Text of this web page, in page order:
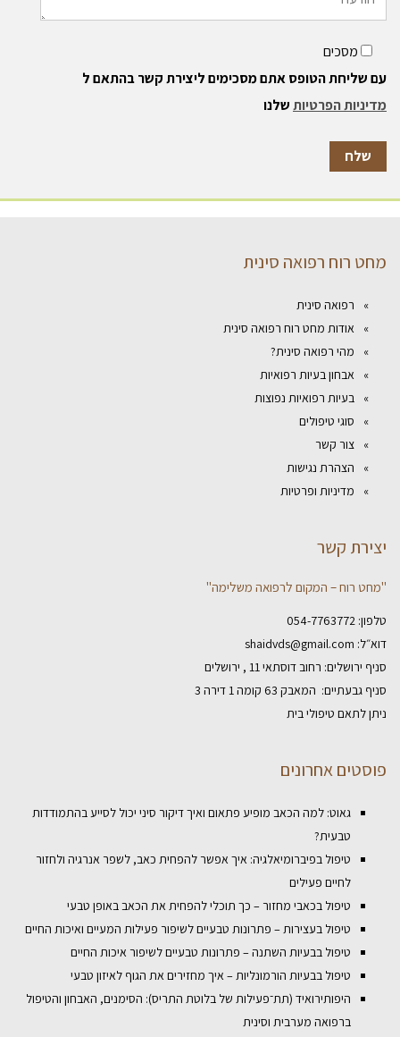
מסכים
עם שליחת הטופס אתם מסכימים ליצירת קשר בהתאם ל
מדיניות הפרטיותשלנו
מחט רוח רפואה סינית
רפואה סינית
אודות מחט רוח רפואה סינית
מהי רפואה סינית?
אבחון בעיות רפואיות
בעיות רפואיות נפוצות
סוגי טיפולים
צור קשר
הצהרת נגישות
מדיניות ופרטיות
יצירת קשר
"מחט רוח – המקום לרפואה משלימה"
טלפון: 054-7763772
דוא״ל: shaidvds@gmail.com
סניף ירושלים: רחוב דוסתאי 11 , ירושלים
סניף גבעתיים: המאבק 63 קומה 1 דירה 3
ניתן לתאם טיפולי בית
פוסטים אחרונים
גאוט: למה הכאב מופיע פתאום ואיך דיקור סיני יכול לסייע בהתמודדות
טבעית?
טיפול בפיברומיאלגיה: איך אפשר להפחית כאב, לשפר אנרגיה ולחזור
לחיים פעילים
טיפול בכאבי מחזור – כך תוכלי להפחית את הכאב באופן טבעי
טיפול בעצירות – פתרונות טבעיים לשיפור פעילות המעיים ואיכות החיים
טיפול בבעיות השתנה – פתרונות טבעיים לשיפור איכות החיים
טיפול בבעיות הורמונליות – איך מחזירים את הגוף לאיזון טבעי
היפותירואיד (תת־פעילות של בלוטת התריס): הסימנים, האבחון והטיפול
ברפואה מערבית וסינית